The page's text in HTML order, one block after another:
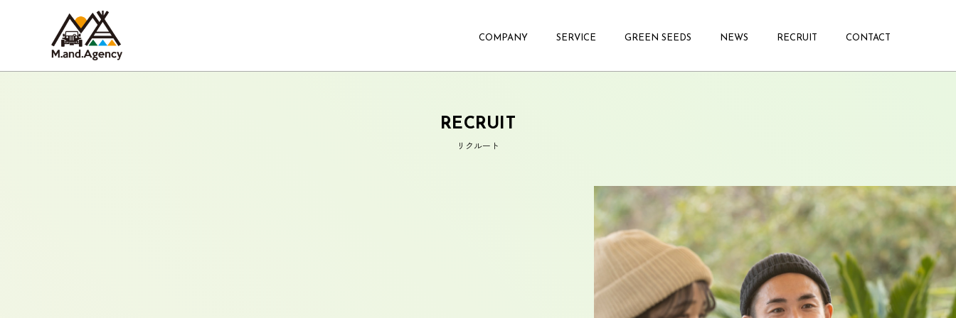
COMPANY SERVICE GREEN SEEDS NEWS RECRUIT CONTACT
RECRUIT
リクルート